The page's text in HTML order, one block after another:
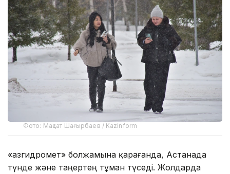
Фото: Мақсат Шағырбаев / Kazinform
«Қазгидромет» болжамына қарағанда, Астанада
түнде және таңертең тұман түседі. Жолдарда